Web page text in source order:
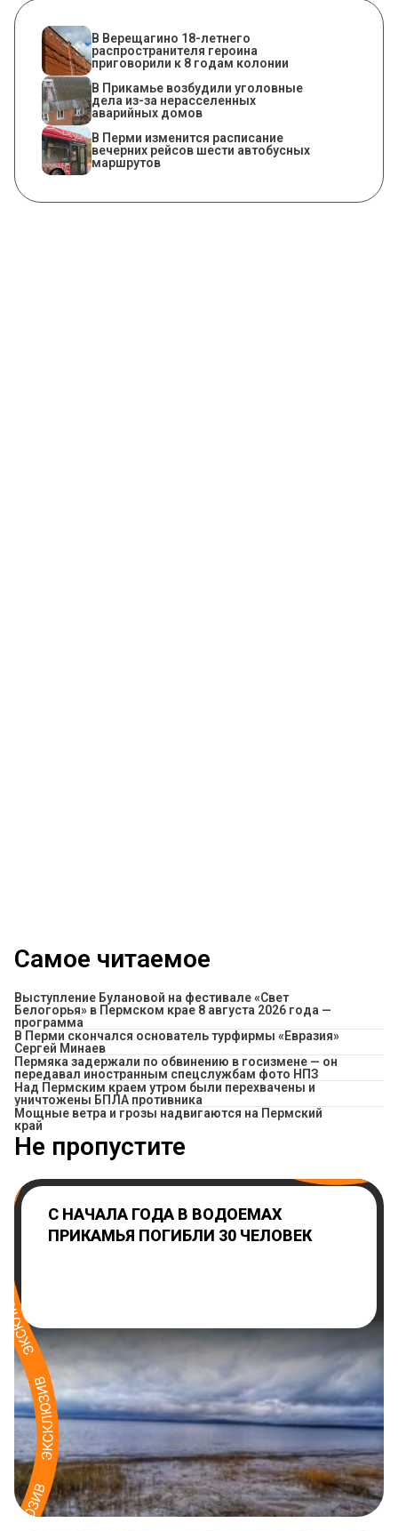
В Верещагино 18-летнего
распространителя героина
приговорили к 8 годам колонии
В Прикамье возбудили уголовные
дела из-за нерасселенных
аварийных домов
​В Перми изменится расписание
вечерних рейсов шести автобусных
маршрутов
Самое читаемое
Выступление Булановой на фестивале «Свет
Белогорья» в Пермском крае 8 августа 2026 года —
программа
В Перми скончался основатель турфирмы «Евразия»
Сергей Минаев
Пермяка задержали по обвинению в госизмене — он
передавал иностранным спецслужбам фото НПЗ
Над Пермским краем утром были перехвачены и
уничтожены БПЛА противника
Мощные ветра и грозы надвигаются на Пермский
край
Не пропустите
С НАЧАЛА ГОДА В ВОДОЕМАХ
ПРИКАМЬЯ ПОГИБЛИ 30 ЧЕЛОВЕК